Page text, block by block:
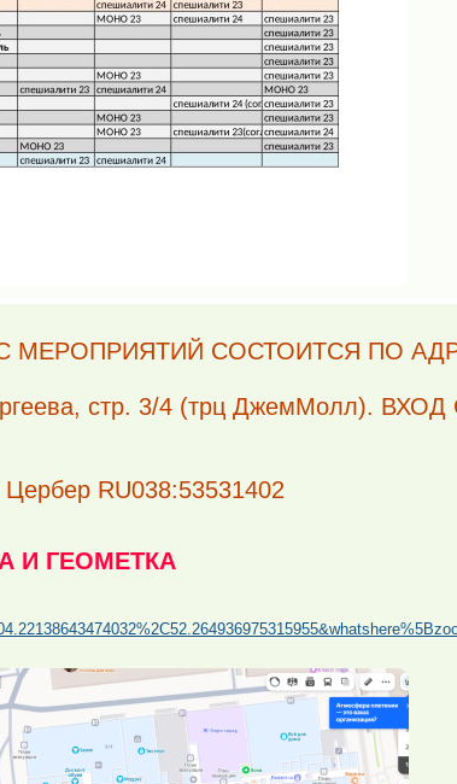
МЕРОПРИЯТИЙ СОСТОИТСЯ ПО
стр. 3/4 (трц ДжемМолл).
RU038:53531402
И ГЕОМЕТКА